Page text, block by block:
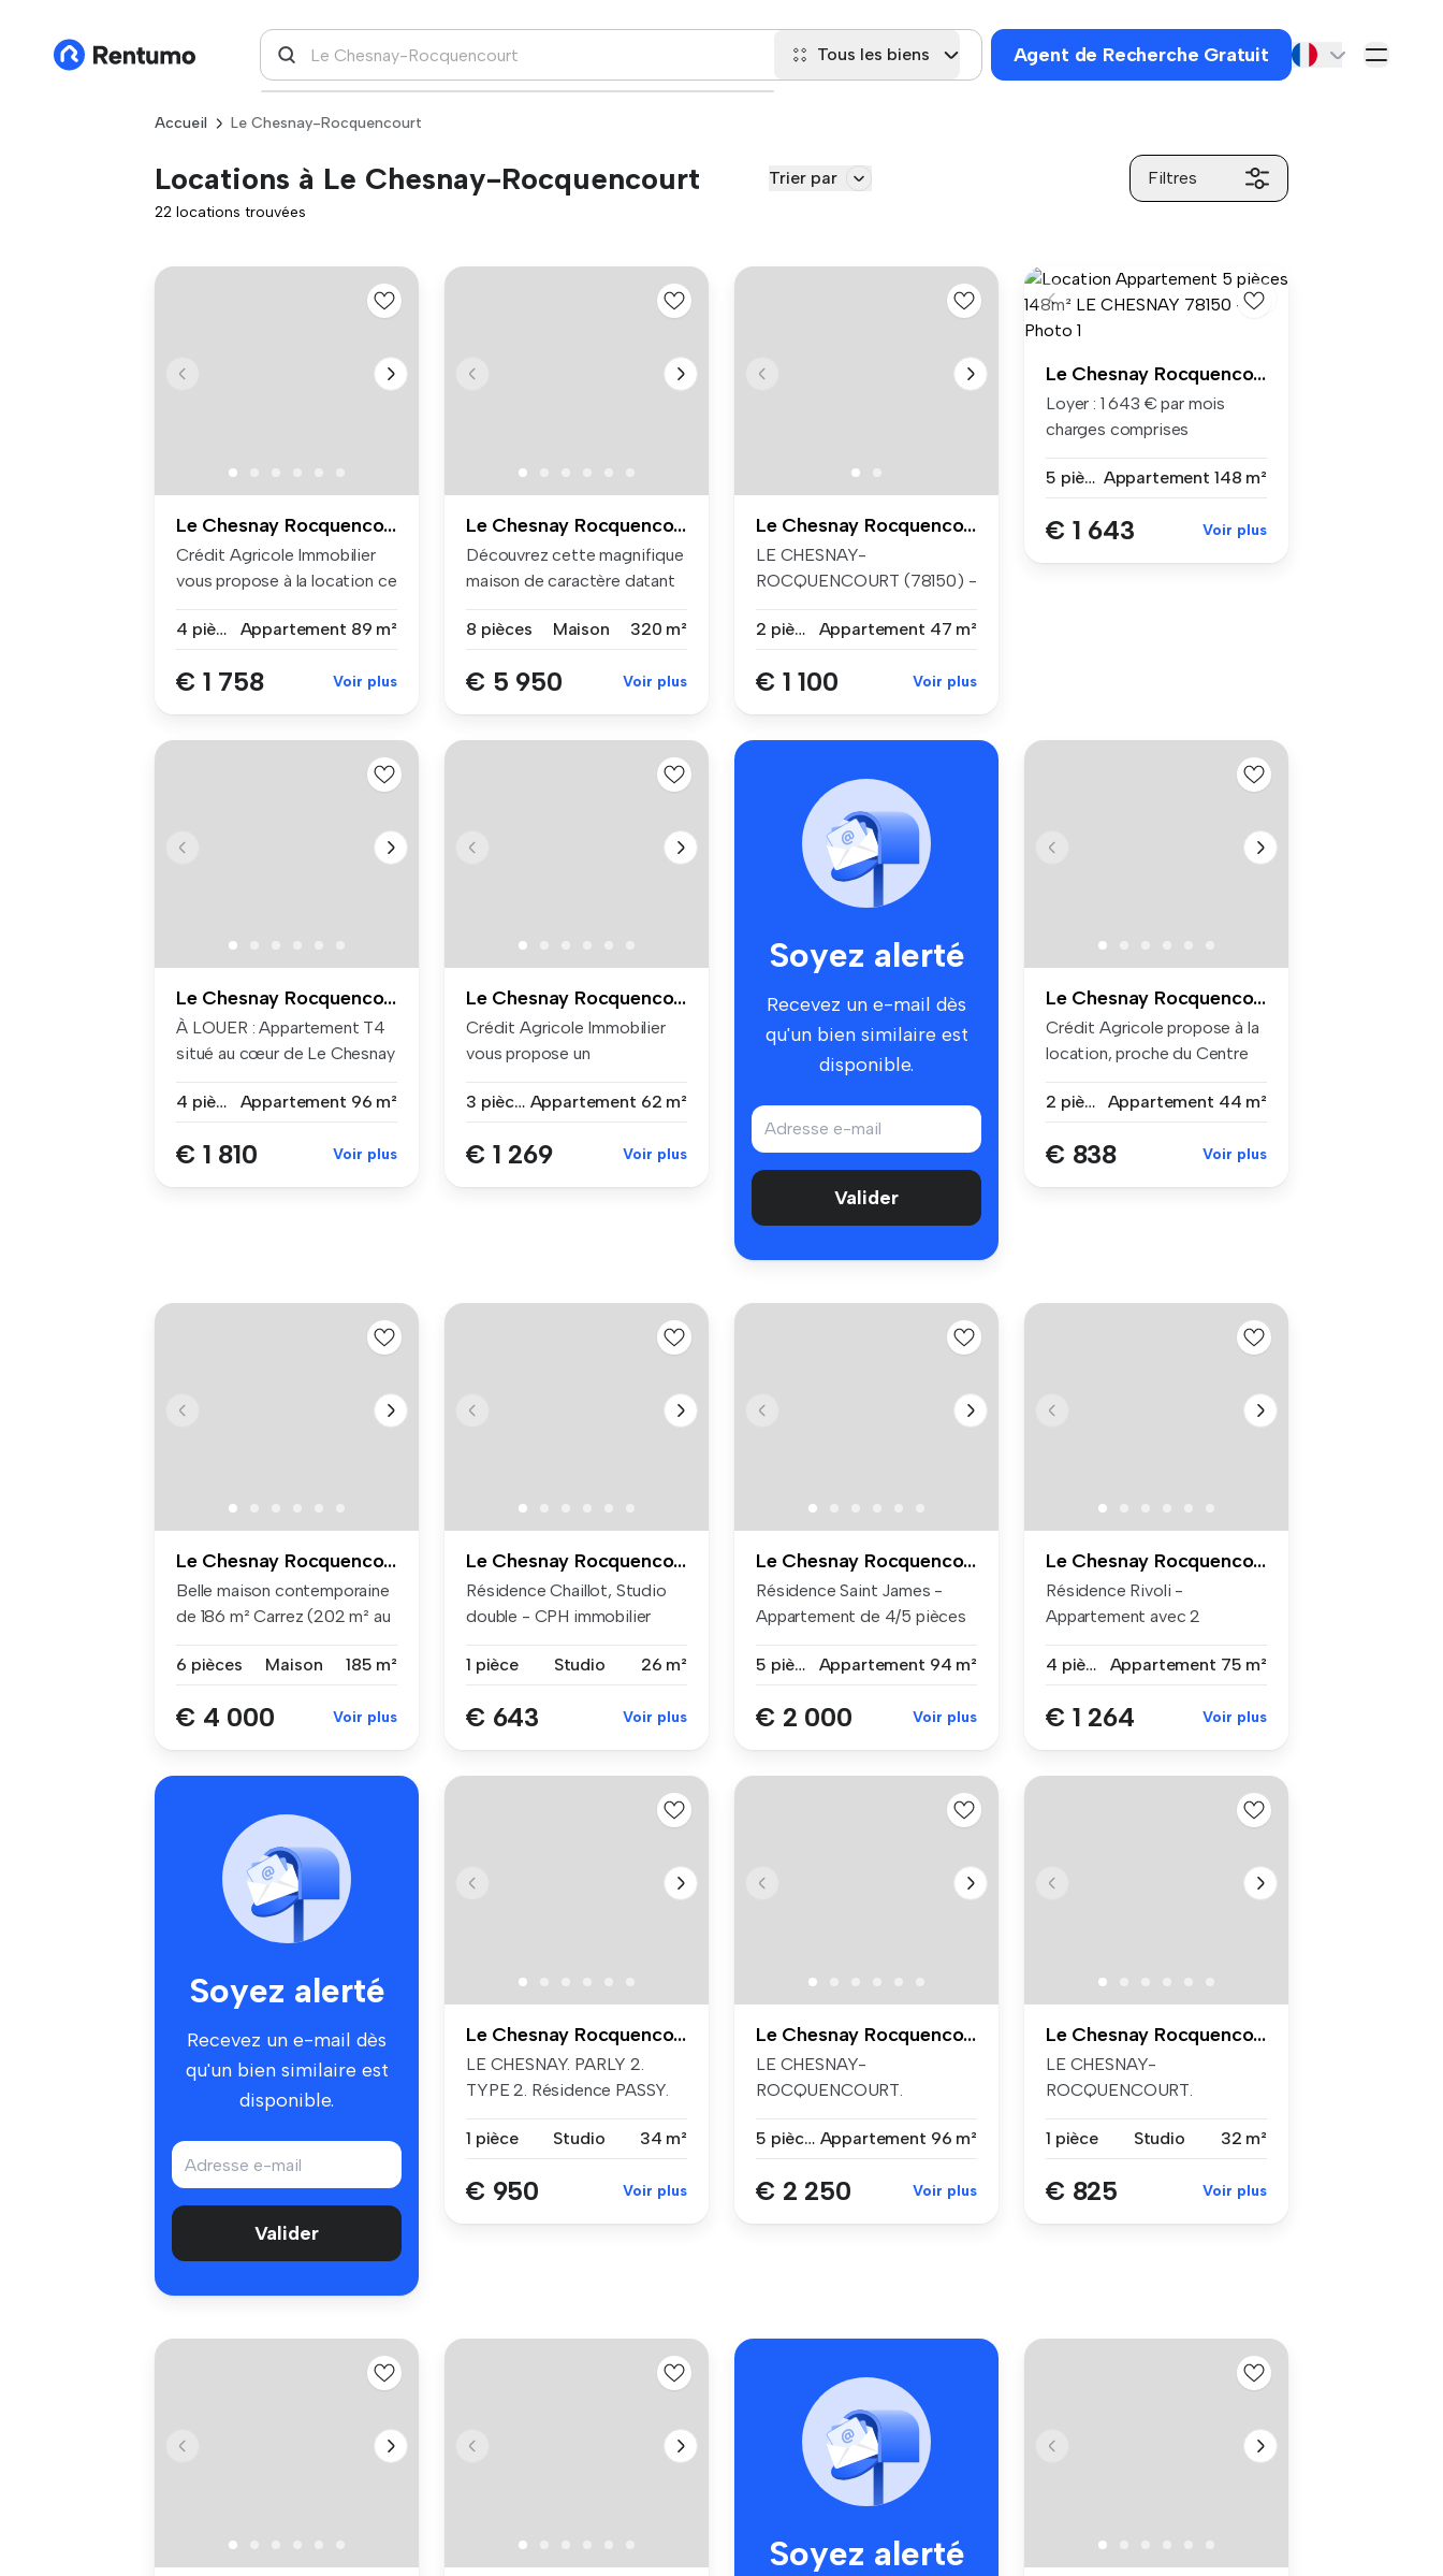
Tous les biens Agent de Recherche Gratuit
Accueil Le Chesnay-Rocquencourt
Locations à Le Chesnay-Rocquencourt Trier par Filtres
22 locations trouvées
Le Chesnay Rocquencourt
Crédit Agricole Immobilier
vous propose à la location ce
4 pièces
Appartement 89 m²
€ 1 758 Voir plus
Le Chesnay Rocquencourt
Découvrez cette magnifique
maison de caractère datant
8 pièces
Maison 320 m²
€ 5 950 Voir plus
Le Chesnay Rocquencourt
LE CHESNAY-
ROCQUENCOURT (78150) -
2 pièces
Appartement 47 m²
€ 1 100 Voir plus
Le Chesnay Rocquencourt
Loyer : 1 643 € par mois
charges comprises
5 pièces Appartement 148 m²
€ 1 643 Voir plus
Le Chesnay Rocquencourt
À LOUER : Appartement T4
situé au cœur de Le Chesnay
4 pièces
Appartement 96 m²
€ 1 810 Voir plus
Le Chesnay Rocquencourt
Crédit Agricole Immobilier
vous propose un
3 pièces Appartement 62 m²
€ 1 269 Voir plus
Soyez alerté
Recevez un e-mail dès
qu'un bien similaire est
disponible.
Valider
Le Chesnay Rocquencourt
Crédit Agricole propose à la
location, proche du Centre
2 pièces
Appartement 44 m²
€ 838 Voir plus
Le Chesnay Rocquencourt
Belle maison contemporaine
de 186 m² Carrez (202 m² au
6 pièces
Maison 185 m²
€ 4 000 Voir plus
Le Chesnay Rocquencourt
Résidence Chaillot, Studio
double - CPH immobilier
1 pièce
Studio 26 m²
€ 643 Voir plus
Le Chesnay Rocquencourt
Résidence Saint James -
Appartement de 4/5 pièces
5 pièces
Appartement 94 m²
€ 2 000 Voir plus
Le Chesnay Rocquencourt
Résidence Rivoli -
Appartement avec 2
4 pièces
Appartement 75 m²
€ 1 264 Voir plus
Soyez alerté
Recevez un e-mail dès
qu'un bien similaire est
disponible.
Valider
Le Chesnay Rocquencourt
LE CHESNAY. PARLY 2.
TYPE 2. Résidence PASSY.
1 pièce
Studio 34 m²
€ 950 Voir plus
Le Chesnay Rocquencourt
LE CHESNAY-
ROCQUENCOURT.
RESIDENCE PAR...
5 pièces Appartement 96 m²
€ 2 250 Voir plus
Le Chesnay Rocquencourt
LE CHESNAY-
ROCQUENCOURT.
IMMO vous p...
1 pièce Studio 32 m²
€ 825 Voir plus
Soyez alerté